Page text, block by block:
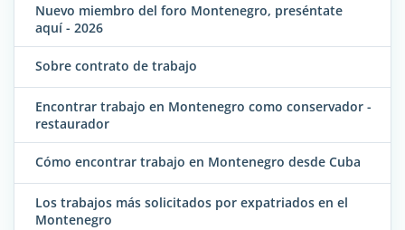
Nuevo miembro del foro Montenegro, preséntate
aquí - 2026
Sobre contrato de trabajo
Encontrar trabajo en Montenegro como conservador -
restaurador
Cómo encontrar trabajo en Montenegro desde Cuba
Los trabajos más solicitados por expatriados en el
Montenegro